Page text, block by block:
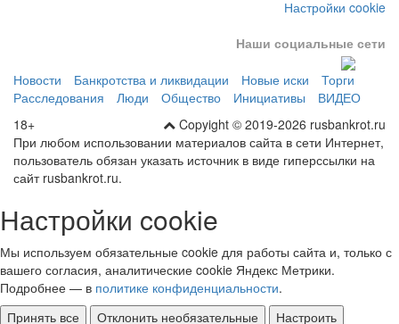
Торги
Расследования
Люди Общество Инициативы
ВИДЕО
Copyight © 2019-2026 rusbankrot.ru
18+
При любом использовании материалов сайта в сети Интернет,
пользователь обязан указать источник в виде гиперссылки на
сайт rusbankrot.ru.
Настройки cookie
Мы используем обязательные cookie для работы сайта и, только с
вашего согласия, аналитические cookie Яндекс Метрики.
Подробнее — вполитике конфиденциальности
Принять все
Отклонить необязательные